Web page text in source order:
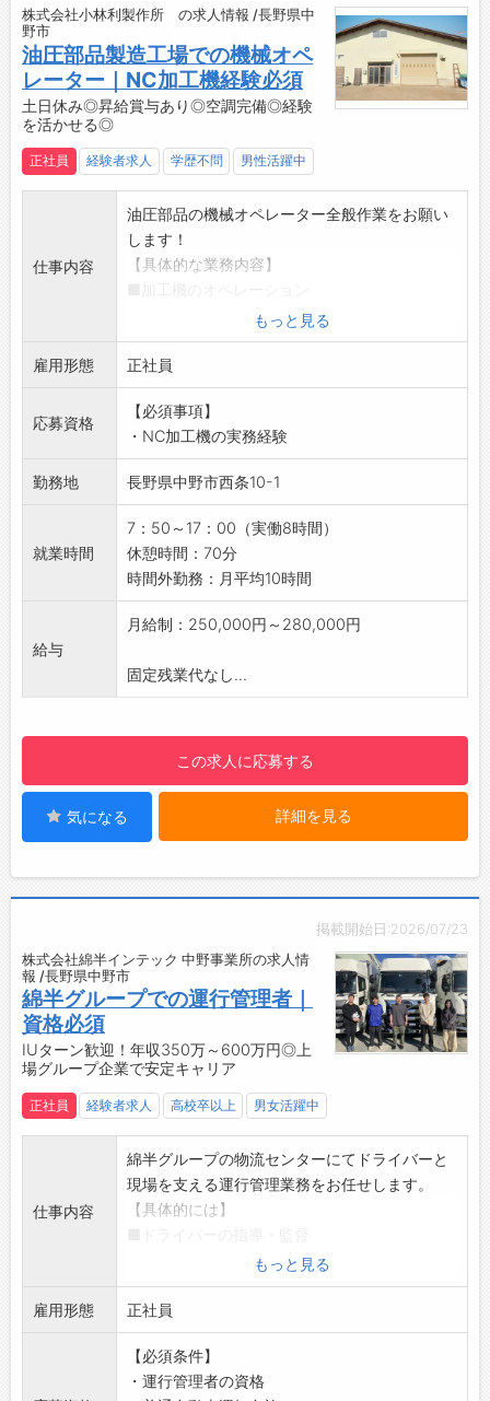
よ。
【職場の雰囲気・社風】
・長年お勤めされて定年を迎える方がいるほ
ど、定着率が高い環境です！
も安心してスタートできます。
もちろん飲食経験・小売経験などがある方も大
ペンギンベーカリー 長野エムウェーブ前店の
運営もしています！
株式会社小林利製作所 の求人情報 /長野県中
野市
油圧部品製造工場での機械オペ
レーター｜NC加工機経験必須
土日休み◎昇給賞与あり◎空調完備◎経験
を活かせる◎
正社員 経験者求人 学歴不問 男性活躍中
仕事内容
油圧部品の機械オペレーター全般作業をお願い
します！
【具体的な業務内容】
初めは1台から担当し、ゆくゆく2～3台を担当
していきます。
自動機・マシニングセンタ等の機械を扱えるよ
うになります！
■製品の脱�
製品は、車部品が多く小型のものが多いです。
■測定
機械で加工された製品を、ノギス・マイクロメ
■測定結果を記録
検査結果などを納品する際に使用するデータ記
録を行います。
筆記するタイプと、簡単なパソコン入力があり
【おすすめポイント】
・様々な機械の取り扱いを習得することができ
・空調完備のため作業中は快適です。
【職場の雰囲気・社風】
・風通しがよい社風です。
す。）
・工場内もきれいに整理されています。
◆人気の日勤！嬉しい土日休み◎
・プライベートも充実♪
・座りっぱなしの仕事が苦手な方にもオススメ
◎
【業務の変更の範囲】
・なし
・なし
もっと見る
雇用形態 正社員
応募資格
【必須事項】
・NC加工機の実務経験
勤務地 長野県中野市西条10-1
就業時間
7：50～17：00（実働8時間）
休憩時間：70分
時間外勤務：月平均10時間
給与
月給制：250,000円～280,000円
固定残業代なし...
この求人に応募する
気になる 詳細を見る
掲載開始日:2026/07/23
株式会社綿半インテック 中野事業所の求人情
報 /長野県中野市
綿半グループでの運行管理者｜
資格必須
IUターン歓迎！年収350万～600万円◎上
場グループ企業で安定キャリア
正社員 経験者求人 高校卒以上 男女活躍中
仕事内容
綿半グループの物流センターにてドライバーと
現場を支える運行管理業務をお任せします。
【具体的には】
運行管理者（貨物）として、ドライバーが長時
間の連続運転にならないように労働時間の管理
■運行管理、事故防止策の検討
荷物を届けるための安全なルートを考えていた
だきます。
安全運転の意識を高めるために定期的な安全運
もっと見る
雇用形態 正社員
【必須条件】
・運行管理者の資格